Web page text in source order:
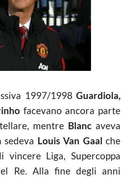
1997/1998 Guardiola,
facevano ancora parte
mentre Blanc aveva
sedeva Louis Van Gaal che
vincere Liga, Supercoppa
Re. Alla fine degli anni